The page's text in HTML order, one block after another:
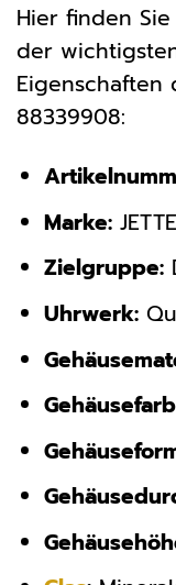
Hier finden
der
Eigenschaften
88339908:
Marke:JETTE
Zielgruppe:
Uhrwerk: